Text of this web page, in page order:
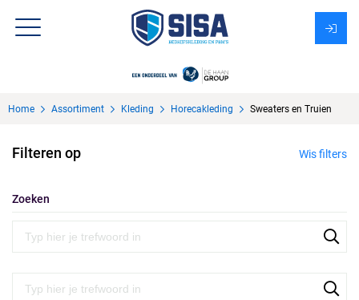
Over Sisa
KMS
Uitzendbureau?
Home Assortiment Kleding Horecakleding Sweaters en Truien
Filteren op Wis filters
Zoeken